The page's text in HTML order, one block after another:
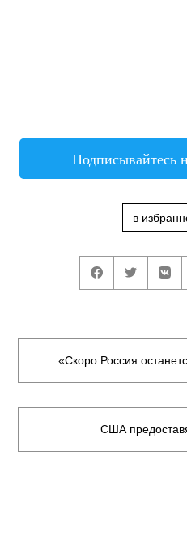
Подписывайтесь
в
«Скоро Россия
США